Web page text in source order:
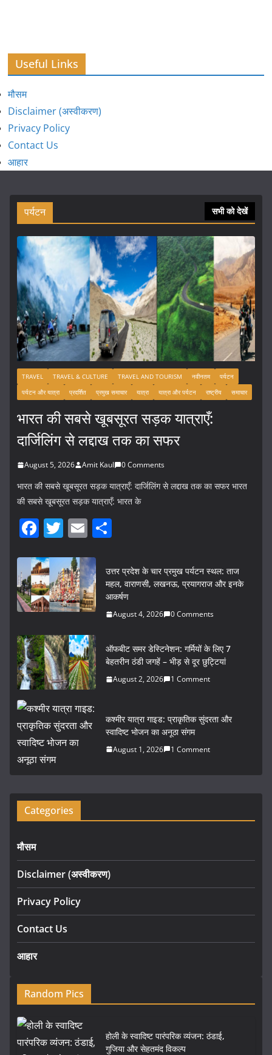
Useful Links
मौसम
Disclaimer (अस्वीकरण)
Privacy Policy
Contact Us
आहार
पर्यटन सभी को देखें
TRAVEL TRAVEL & CULTURE TRAVEL AND TOURISM नवीनतम
पर्यटन
पर्यटन और यात्रा
प्रदर्शित प्रमुख समाचार यात्रा यात्रा और पर्यटन राष्ट्रीय समाचार
भारत की सबसे खूबसूरत सड़क यात्राएँ:
दार्जिलिंग से लद्दाख तक का सफर
August 5, 2026 Amit Kaul 0 Comments
भारत की सबसे खूबसूरत सड़क यात्राएँ: दार्जिलिंग से लद्दाख तक का सफर भारत
की सबसे खूबसूरत सड़क यात्राएँ: भारत के
F
c
e
b
o
k
T
itt
er
E
ai
l
ar
e
उत्तर प्रदेश के चार प्रमुख पर्यटन स्थल: ताज
महल, वाराणसी, लखनऊ, प्रयागराज और इनके
आकर्षण
August 4, 2026 0 Comments
ऑफबीट समर डेस्टिनेशन: गर्मियों के लिए 7
बेहतरीन ठंडी जगहें – भीड़ से दूर छुट्टियां
August 2, 2026 1 Comment
कश्मीर यात्रा गाइड: प्राकृतिक सुंदरता और
स्वादिष्ट भोजन का अनूठा संगम
August 1, 2026 1 Comment
Categories
मौसम
Disclaimer (अस्वीकरण)
Privacy Policy
Contact Us
आहार
Random Pics
होली के स्वादिष्ट पारंपरिक व्यंजन: ठंडाई,
गुजिया और सेहतमंद विकल्प